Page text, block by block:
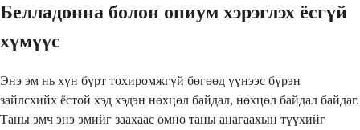
Белладонна болон опиум хэрэглэх ёсгүй
хүмүүс
Энэ эм нь хүн бүрт тохиромжгүй бөгөөд үүнээс бүрэн
зайлсхийх ёстой хэд хэдэн нөхцөл байдал, нөхцөл байдал байдаг.
Таны эмч энэ эмийг заахаас өмнө таны анагаахын түүхийг